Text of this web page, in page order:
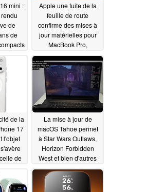
mini :
de
de
Apple une fuite de la
feuille de route
confirme des mises à
jour matérielles pour
MacBook Pro,
MacBook Air, iMac,
Mac Mini et Mac Pro
07/04/2025
de la
17
l'objet
de
2025
La mise à jour de
macOS Tahoe permet
à Star Wars Outlaws,
Horizon Forbidden
West et bien d'autres
de fonctionner sur
Apple Silicon via
Crossover07/03/2025